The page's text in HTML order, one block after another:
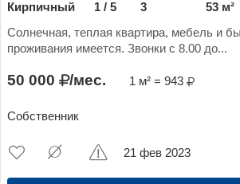
Кирпичный 1 / 5 3
53 м²
Солнечная, теплая квартира, мебель и
проживания имеется. Звонки с 8.00 до...
50 000 /мес. 1 м² = 943
Собственник
21 фев 2023